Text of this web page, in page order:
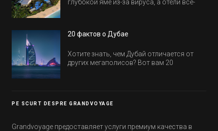
глубокой яме из-за вируса, а отели все-
обычно на первые заезды дают промо-
20 фактов о Дубае
Хотите знать, чем Дубай отличается от
других мегаполисов? Вот вам 20
PE SCURT DESPRE GRANDVOYAGE
Grandvoyage предоставляет услуги премиум качества в